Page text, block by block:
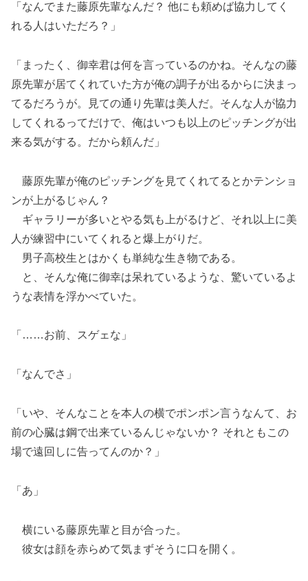
「なんでまた藤原先輩なんだ？ 他にも頼めば協力してく
れる人はいただろ？」
「まったく、御幸君は何を言っているのかね。そんなの藤
原先輩が居てくれていた方が俺の調子が出るからに決まっ
てるだろうが。見ての通り先輩は美人だ。そんな人が協力
してくれるってだけで、俺はいつも以上のピッチングが出
来る気がする。だから頼んだ」
藤原先輩が俺のピッチングを見てくれてるとかテンショ
ンが上がるじゃん？
ギャラリーが多いとやる気も上がるけど、それ以上に美
人が練習中にいてくれると爆上がりだ。
男子高校生とはかくも単純な生き物である。
と、そんな俺に御幸は呆れているような、驚いているよ
うな表情を浮かべていた。
「……お前、スゲェな」
「なんでさ」
「いや、そんなことを本人の横でポンポン言うなんて、お
前の心臓は鋼で出来ているんじゃないか？ それともこの
場で遠回しに告ってんのか？」
「あ」
横にいる藤原先輩と目が合った。
彼女は顔を赤らめて気まずそうに口を開く。